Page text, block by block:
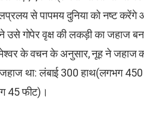
से पापमय दुनिया को नष्ट करेंगे
उसे गोपेर वृक्ष की लकड़ी का जहाज
के वचन के अनुसार, नूह ने जहाज
था: लंबाई 300 हाथ(लगभग 450
45 फीट)।